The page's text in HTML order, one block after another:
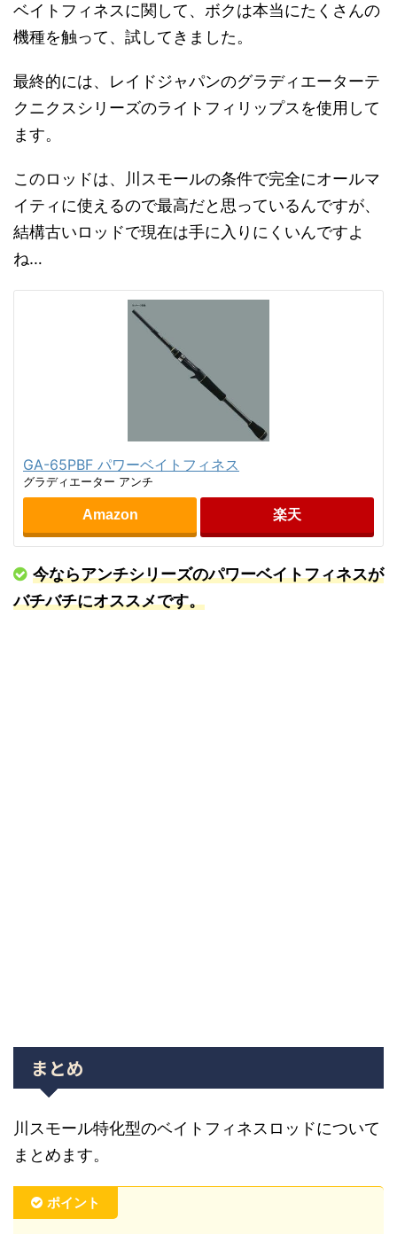
ベイトフィネスに関して、ボクは本当にたくさんの
機種を触って、試してきました。
最終的には、レイドジャパンのグラディエーターテ
クニクスシリーズのライトフィリップスを使用して
ます。
このロッドは、川スモールの条件で完全にオールマ
イティに使えるので最高だと思っているんですが、
結構古いロッドで現在は手に入りにくいんですよ
ね…
GA-65PBF パワーベイトフィネス
グラディエーター アンチ
Amazon 楽天
今ならアンチシリーズのパワーベイトフィネスが
バチバチにオススメです。
まとめ
川スモール特化型のベイトフィネスロッドについて
まとめます。
ポイント